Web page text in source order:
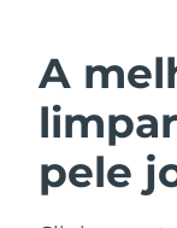
A
pele
Limpeza facial
Barein
Bélgica